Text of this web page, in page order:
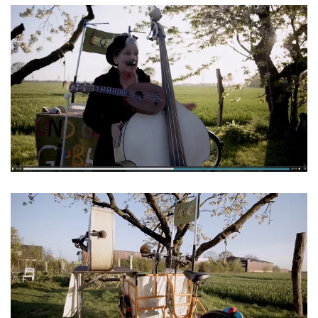
ansehen
ansehen